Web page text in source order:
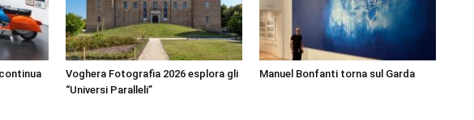
Voghera Fotografia 2026 esplora gli
“Universi Paralleli”
Manuel Bonfanti torna sul Garda